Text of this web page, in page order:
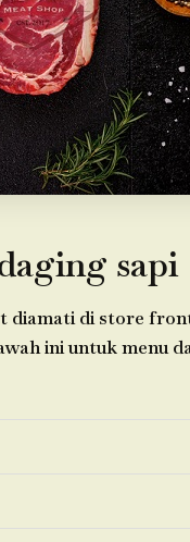
sapi
di store
ini untuk menu